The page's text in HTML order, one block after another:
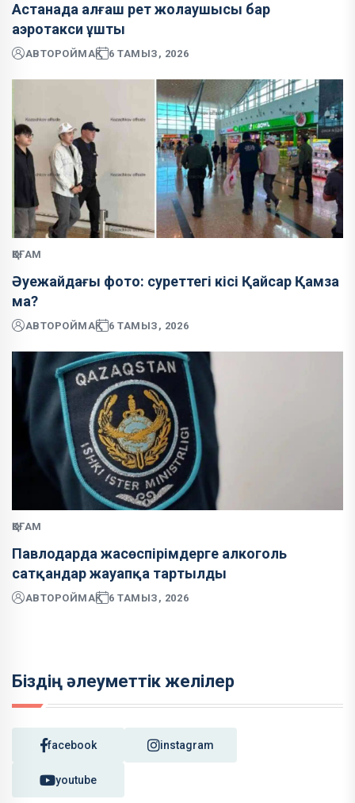
Астанада алғаш рет жолаушысы бар
аэротакси ұшты
АВТОРОЙМАҚ 6 ТАМЫЗ, 2026
ҚОҒАМ
Әуежайдағы фото: суреттегі кісі Қайсар Қамза
ма?
АВТОРОЙМАҚ 6 ТАМЫЗ, 2026
ҚОҒАМ
Павлодарда жасөспірімдерге алкоголь
сатқандар жауапқа тартылды
АВТОРОЙМАҚ 6 ТАМЫЗ, 2026
Біздің әлеуметтік желілер
facebook instagram
youtube